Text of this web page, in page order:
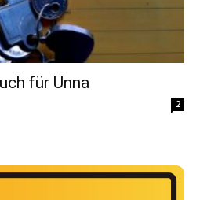
für Unna
2